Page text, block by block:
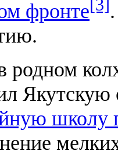
фронте[3]
родном